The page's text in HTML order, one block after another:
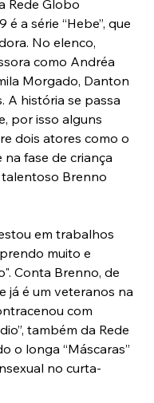
Rede Globo
a série “Hebe”, que
No elenco,
como Andréa
Morgado, Danton
A história se passa
por isso alguns
dois atores como o
fase de criança
Brenno
em trabalhos
muito e
Conta Brenno, de
já é um veteranos na
com
também da Rede
o longa “Máscaras”
no curta-